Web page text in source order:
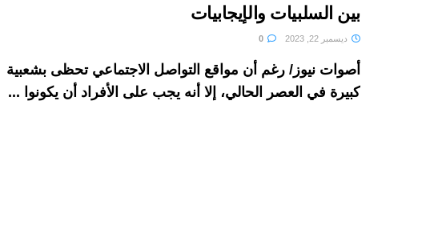
بين السلبيات والإيجابيات
ديسمبر 22, 2023
أصوات نيوز/ رغم أن مواقع التواصل الاجتماعي تحظى بشعبية
كبيرة في العصر الحالي، إلا أنه يجب على الأفراد أن يكونوا ...